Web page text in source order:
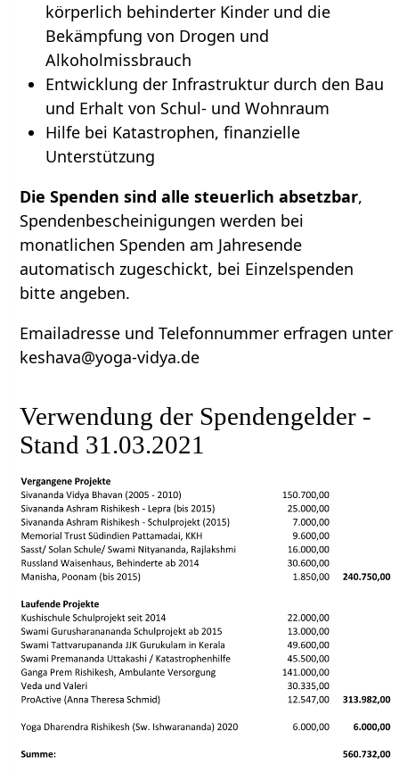
körperlich behinderter Kinder und die
Bekämpfung von Drogen und
Alkoholmissbrauch
Entwicklung der Infrastruktur durch den Bau
und Erhalt von Schul- und Wohnraum
Hilfe bei Katastrophen, finanzielle
Unterstützung
Die Spenden sind alle steuerlich absetzbar,
Spendenbescheinigungen werden bei
monatlichen Spenden am Jahresende
automatisch zugeschickt, bei Einzelspenden
bitte angeben.
Emailadresse und Telefonnummer erfragen unter
keshava@yoga-vidya.de
Verwendung der Spendengelder -
Stand 31.03.2021